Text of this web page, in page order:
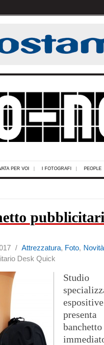
PER VOI I FOTOGRAFI PEOPLE
/Attrezzatura, Foto, Novità
Desk Quick
Studio